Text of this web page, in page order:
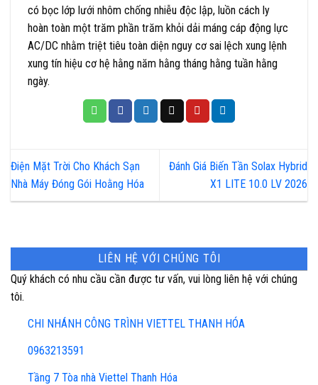
có bọc lớp lưới nhôm chống nhiễu độc lập, luồn cách ly
hoàn toàn một trăm phần trăm khỏi dải máng cáp động lực
AC/DC nhằm triệt tiêu toàn diện nguy cơ sai lệch xung lệnh
xung tín hiệu cơ hệ hằng năm hằng tháng hằng tuần hằng
ngày.
Điện Mặt Trời Cho Khách Sạn
Nhà Máy Đóng Gói Hoằng Hóa
Đánh Giá Biến Tần Solax Hybrid
X1 LITE 10.0 LV 2026
LIÊN HỆ VỚI CHÚNG TÔI
Quý khách có nhu cầu cần được tư vấn, vui lòng liên hệ với chúng
tôi.
CHI NHÁNH CÔNG TRÌNH VIETTEL THANH HÓA
0963213591
Tầng 7 Tòa nhà Viettel Thanh Hóa